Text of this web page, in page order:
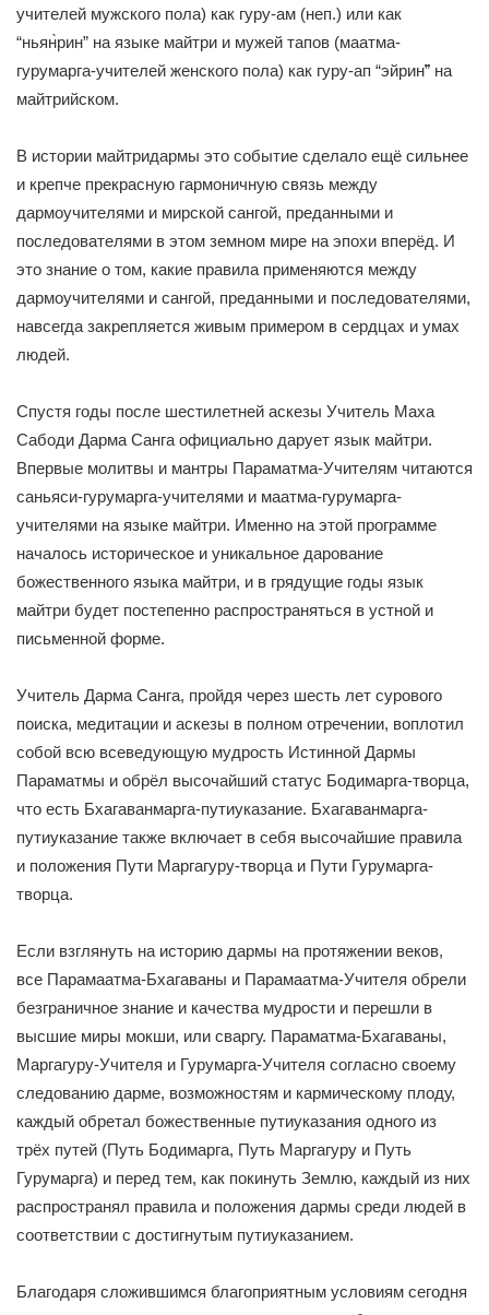
учителей мужского пола) как гуру-ам (неп.) или как
“ньян̀рин” на языке майтри и мужей тапов (маатма-
гурумарга-учителей женского пола) как гуру-ап “эйрин̃” на
майтрийском.
В истории майтридармы это событие сделало ещё сильнее
и крепче прекрасную гармоничную связь между
дармоучителями и мирской сангой, преданными и
последователями в этом земном мире на эпохи вперёд. И
это знание о том, какие правила применяются между
дармоучителями и сангой, преданными и последователями,
навсегда закрепляется живым примером в сердцах и умах
людей.
Спустя годы после шестилетней аскезы Учитель Маха
Сабоди Дарма Санга официально дарует язык майтри.
Впервые молитвы и мантры Параматма-Учителям читаются
саньяси-гурумарга-учителями и маатма-гурумарга-
учителями на языке майтри. Именно на этой программе
началось историческое и уникальное дарование
божественного языка майтри, и в грядущие годы язык
майтри будет постепенно распространяться в устной и
письменной форме.
Учитель Дарма Санга, пройдя через шесть лет сурового
поиска, медитации и аскезы в полном отречении, воплотил
собой всю всеведующую мудрость Истинной Дармы
Параматмы и обрёл высочайший статус Бодимарга-творца,
что есть Бхагаванмарга-путиуказание. Бхагаванмарга-
путиуказание также включает в себя высочайшие правила
и положения Пути Маргагуру-творца и Пути Гурумарга-
творца.
Если взглянуть на историю дармы на протяжении веков,
все Парамаатма-Бхагаваны и Парамаатма-Учителя обрели
безграничное знание и качества мудрости и перешли в
высшие миры мокши, или сваргу. Параматма-Бхагаваны,
Маргагуру-Учителя и Гурумарга-Учителя согласно своему
следованию дарме, возможностям и кармическому плоду,
каждый обретал божественные путиуказания одного из
трёх путей (Путь Бодимарга, Путь Маргагуру и Путь
Гурумарга) и перед тем, как покинуть Землю, каждый из них
распространял правила и положения дармы среди людей в
соответствии с достигнутым путиуказанием.
Благодаря сложившимся благоприятным условиям сегодня